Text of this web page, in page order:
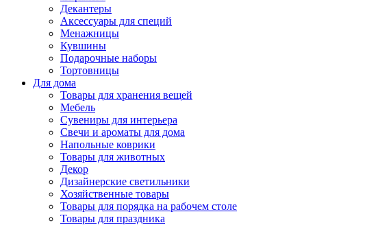
Декантеры
Аксессуары для специй
Менажницы
Кувшины
Подарочные наборы
Тортовницы
Для дома
Товары для хранения вещей
Мебель
Сувениры для интерьера
Свечи и ароматы для дома
Напольные коврики
Товары для животных
Декор
Дизайнерские светильники
Хозяйственные товары
Товары для порядка на рабочем столе
Товары для праздника